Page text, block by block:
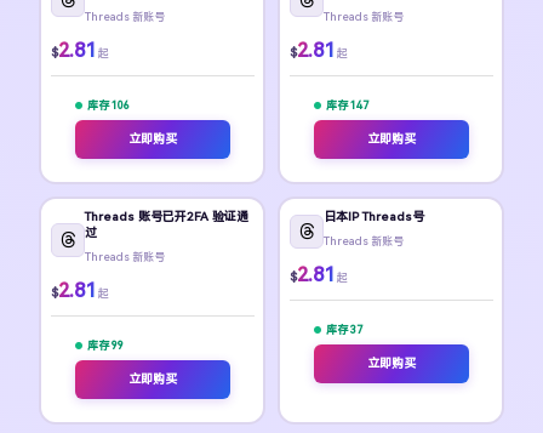
Threads 新账号
$2.81 起
库存 106
立即购买
Threads 新账号
$2.81 起
库存 147
立即购买
Threads 账号已开2FA 验证通
过
Threads 新账号
$2.81 起
库存 99
立即购买
日本IP Threads号
Threads 新账号
$2.81 起
库存 37
立即购买